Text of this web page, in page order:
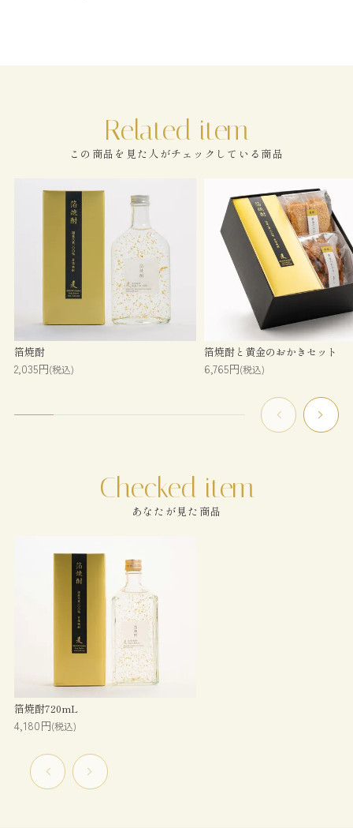
この商品を見た人がチェックしている商品
箔焼酎
2,035円(税込)
箔焼酎と黄金のおかきセット
6,765円(税込)
あなたが見た商品
箔焼酎720mL
4,180円(税込)